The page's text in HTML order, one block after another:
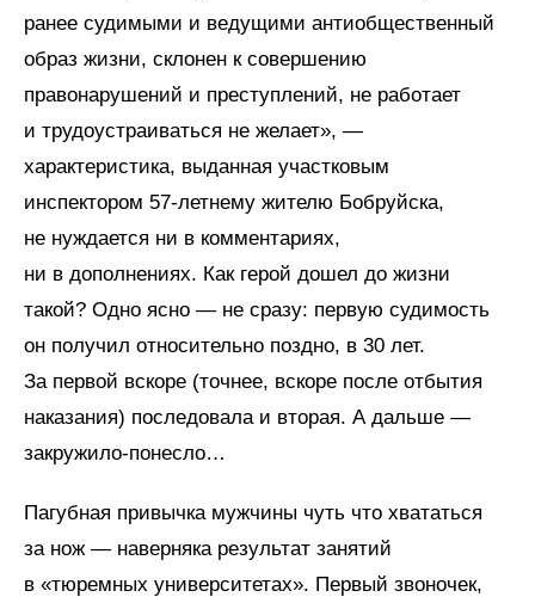
ранее судимыми и ведущими антиобщественный
образ жизни, склонен к совершению
правонарушений и преступлений, не работает
и трудо­устраиваться не желает», —
характеристика, выданная участковым
инспектором 57‑летнему жителю Бобруйска,
не нуждается ни в комментариях,
ни в дополнениях. Как герой дошел до жизни
такой? Одно ясно — не сразу: первую судимость
он получил относительно поздно, в 30 лет.
За первой вскоре (точнее, вскоре после отбытия
наказания) последовала и вторая. А дальше —
закружило-понесло…
Пагубная привычка мужчины чуть что хвататься
за нож — наверняка результат занятий
в «тюремных университетах». Первый звоночек,